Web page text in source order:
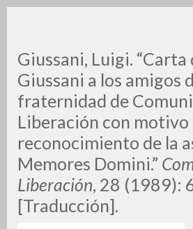
Giussani, Luigi. “Carta
Giussani a los amigos
fraternidad de
Liberación con motivo
reconocimiento de la
Memores Domini.”
Liberación, 28 (1989):
[Traducción].